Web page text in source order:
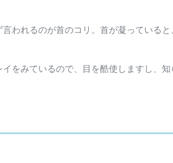
われるのが首のコリ。首が凝っている
をみているので、目を酷使しますし、